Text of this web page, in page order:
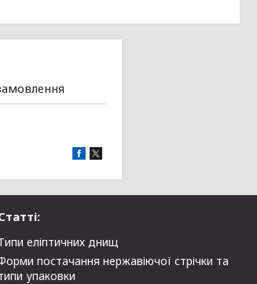
еліптичних днищ
постачання нержавіючої стрічки та
упаковки